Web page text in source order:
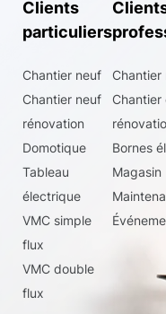
Clients
particuliers
Chantier neuf
Chantier neuf
rénovation
Domotique
Tableau
électrique
VMC simple
flux
VMC double
flux
Chantier
Chantier
Bornes
Magasin